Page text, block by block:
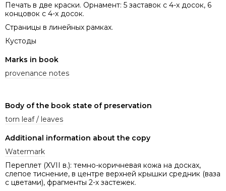
Печать в две краски. Орнамент: 5 заставок с 4-х досок, 6
концовок с 4-х досок.
Страницы в линейных рамках.
Кустоды
Marks in book
provenance notes
Body of the book state of preservation
torn leaf / leaves
Additional information about the copy
Watermark
Переплет (XVII в.): темно-коричневая кожа на досках,
слепое тиснение, в центре верхней крышки средник (ваза
с цветами), фрагменты 2-х застежек.